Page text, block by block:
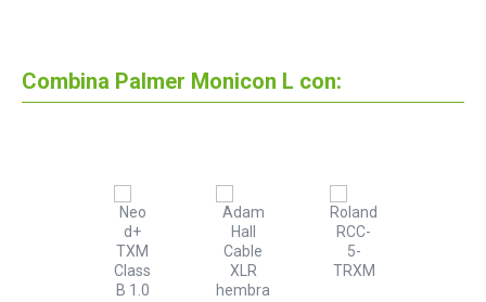
Combina Palmer Monicon L con: